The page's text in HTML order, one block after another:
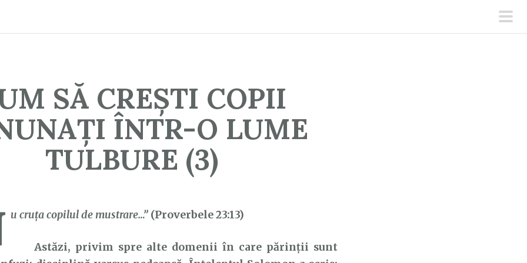
SĂ CREȘTI COPII
ÎNTR-O LUME
TULBURE (3)
u cruţacopilulde mustrare…” (Proverbele 23:13)
Astăzi, privim spre alte domenii în care părinții sunt